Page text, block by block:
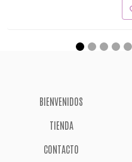
BIENVENIDOS
TIENDA
CONTACTO